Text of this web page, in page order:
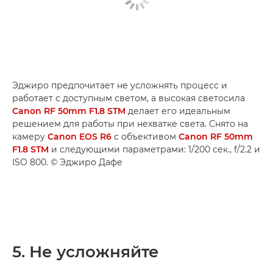
Эджиро предпочитает не усложнять процесс и
работает с доступным светом, а высокая светосила
Canon RF 50mm F1.8 STM делает его идеальным
решением для работы при нехватке света. Снято на
камеру Canon EOS R6 с объективом Canon RF 50mm
F1.8 STM и следующими параметрами: 1/200 сек., f/2.2 и
ISO 800. © Эджиро Дафе
5. Не усложняйте